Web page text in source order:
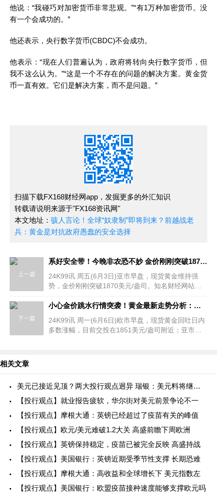
他说：“我碰巧对加密货币非常悲观。”“有1万种加密货币。没
有一个会成功的。”
他还表示，央行数字货币(CBDC)不会成功。
他表示：“现在人们普遍认为，政府将转向央行数字货币，但
我不这么认为。”“这是一个不存在的问题的解决方案。黄金货
币一直有效。它们是解决方案，而不是问题。”
扫描下载FX168财经网app，发掘更多的外汇知识
转载请说明来源于"FX168资讯网"
本文地址： 骇人言论！全球“奴隶制”即将到来？前越战老
兵：黄金是对抗政府愚蠢的安全选择
上一篇
系好安全带！今晚非农恐不妙 金价刚刚突破1870 技术面预示金价还要涨
24K99讯 周五(6月3日)亚市早盘，现货黄金维持强
势，金价刚刚突破1870美元/盎司。知名财经网站
行分析。Dua写道，由于市场预期美国非
下一篇
小心金价跳水行情突袭！黄金最新走势分析：若技术面出现这一幕 金价恐再遭抛售
24K99讯 周一(6月6日)欧市早盘，现货黄金回吐日内
多数涨幅，目前交投在1851美元/盎司附近；亚市盘
相关文章
美元已接近见顶？两大投行观点迥异 瑞银：美元料将继续上
【投行观点】就业报告疲软，华尔街对美元前景争论不一
【投行观点】摩根大通：英镑已经超过了疫苗有关的峰值
【投行观点】欧元/美元难破1.2大关 高盛前瞻下周欧洲
【投行观点】英镑保持稳定，疫苗已被完全反映 高盛持战
【投行观点】美国银行：英镑近期受季节性支撑 长期恐难
【投行观点】摩根大通：高收益和全球增长下 美元指数左
【投行观点】美国银行：欧盟疫苗接种速度能够支撑欧元吗